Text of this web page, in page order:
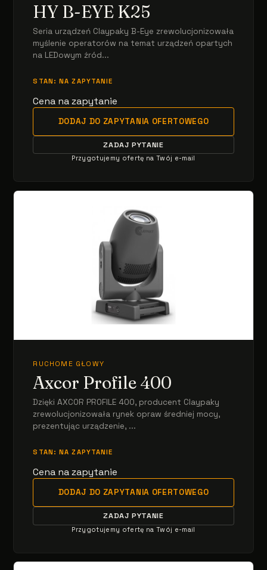
HY B-EYE K25
Seria urządzeń Claypaky B-Eye zrewolucjonizowała
myślenie operatorów na temat urządzeń opartych
na LEDowym źród...
STAN: NA ZAPYTANIE
Cena na zapytanie
DODAJ DO ZAPYTANIA OFERTOWEGO
ZADAJ PYTANIE
Przygotujemy ofertę na Twój e-mail
RUCHOME GŁOWY
Axcor Profile 400
Dzięki AXCOR PROFILE 400, producent Claypaky
zrewolucjonizowała rynek opraw średniej mocy,
prezentując urządzenie, ...
STAN: NA ZAPYTANIE
Cena na zapytanie
DODAJ DO ZAPYTANIA OFERTOWEGO
ZADAJ PYTANIE
Przygotujemy ofertę na Twój e-mail